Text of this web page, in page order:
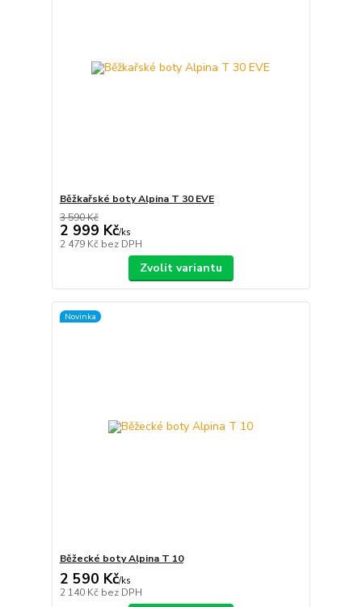
Běžkařské boty Alpina T 30 EVE
3 590 Kč
2 999 Kč/ks
2 479 Kč bez DPH
Zvolit variantu
Novinka
Běžecké boty Alpina T 10
2 590 Kč/ks
2 140 Kč bez DPH